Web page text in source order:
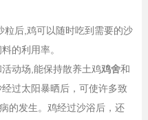
粒后,鸡可以随时吃到需要的沙
的利用率。
动场,能保持散养土鸡鸡舍和
过太阳暴晒后，可使许多致
的发生。鸡经过沙浴后，还